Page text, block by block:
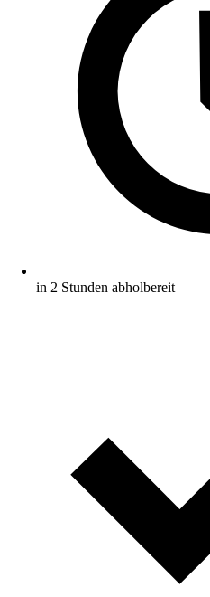
in 2 Stunden abholbereit